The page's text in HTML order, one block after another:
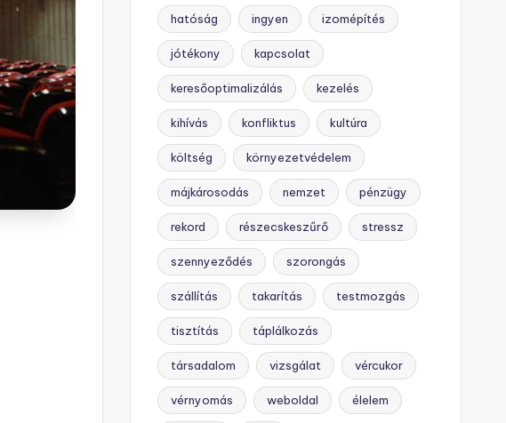
hatóság ingyen izomépítés
jótékony kapcsolat
keresőoptimalizálás kezelés
kihívás konfliktus kultúra
költség környezetvédelem
májkárosodás nemzet pénzügy
rekord részecskeszűrő stressz
szennyeződés szorongás
szállítás takarítás testmozgás
tisztítás táplálkozás
társadalom vizsgálat vércukor
vérnyomás weboldal élelem